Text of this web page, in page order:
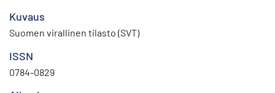
Kuvaus
Suomen virallinen tilasto (SVT)
ISSN
0784-0829